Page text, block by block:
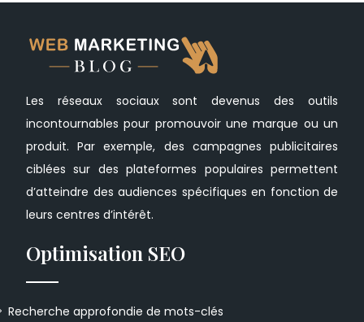
Les réseaux sociaux sont devenus des outils
incontournables pour promouvoir une marque ou un
produit. Par exemple, des campagnes publicitaires
ciblées sur des plateformes populaires permettent
d’atteindre des audiences spécifiques en fonction de
leurs centres d’intérêt.
Optimisation SEO
Recherche approfondie de mots-clés